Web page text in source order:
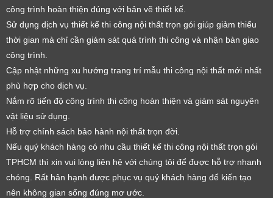
công trình hoàn thiện đúng với bản vẽ thiết kế.
Sử dụng dịch vụ thiết kế thi công nội thất trọn gói giúp giảm thiểu
thời gian mà chỉ cần giám sát quá trình thi công và nhận bàn giao
công trình.
Cập nhật những xu hướng trang trí mẫu thi công nội thất mới nhất
phù hợp cho dịch vụ.
Nắm rõ tiến độ công trình thi công hoàn thiện và giám sát nguyên
vật liệu sử dụng.
Hỗ trợ chính sách bảo hành nội thất trọn đời.
Nếu quý khách hàng có nhu cầu thiết kế thi công nội thất trọn gói
TPHCM thì xin vui lòng liên hệ với chúng tôi để được hỗ trợ nhanh
chóng. Rất hân hạnh được phục vụ quý khách hàng để kiến tạo
nên không gian sống đúng mơ ước.